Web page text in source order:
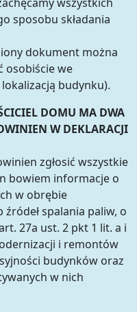
sposobu składania
dokument można
osobiście we
budynku).
DOMU MA DWA
W DEKLARACJI
zgłosić wszystkie
bowiem informacje o
w obrębie
źródeł spalania paliw, o
27a ust. 2 pkt 1 lit. a i
i remontów
budynków oraz
w nich